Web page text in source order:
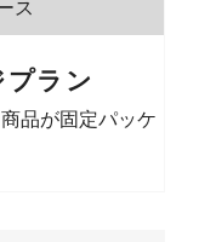
プラン
品が固定パッケ